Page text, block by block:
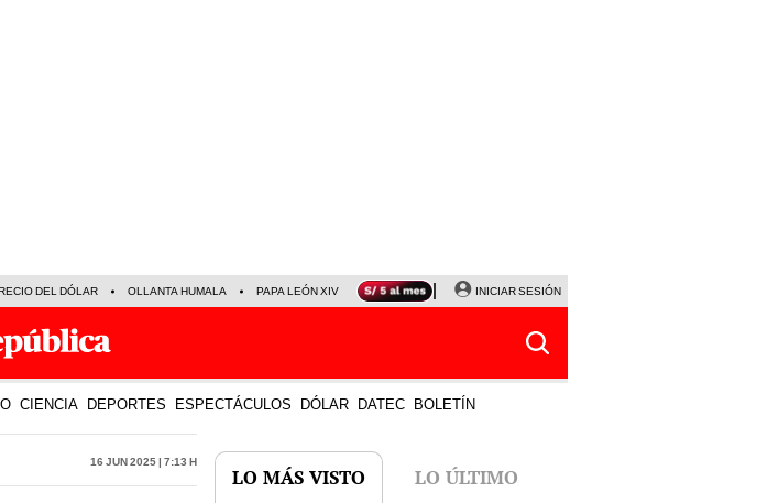
DEL DÓLAR OLLANTA HUMALA PAPA LEÓN XIV NALDY SALDAÑA LA BELLA LUZ
INICIAR SESIÓN
CIENCIA DEPORTES ESPECTÁCULOS DÓLAR DATEC BOLETÍN
16 Jun 2025 | 7:13 h
LO MÁS VISTO LO ÚLTIMO